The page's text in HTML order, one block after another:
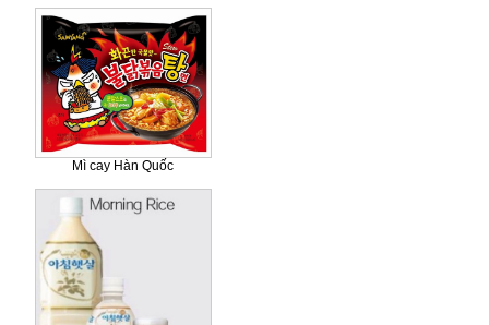
Mì cay Hàn Quốc